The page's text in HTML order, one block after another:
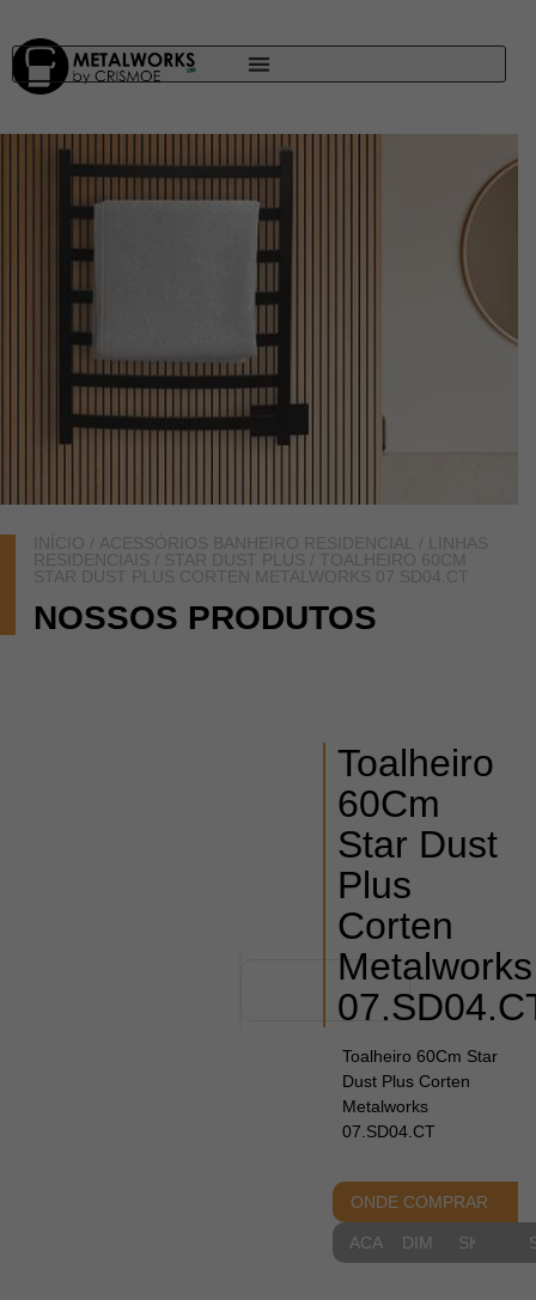
INÍCIO / ACESSÓRIOS BANHEIRO RESIDENCIAL /
LINHAS
RESIDENCIAIS / STAR DUST PLUS / TOALHEIRO 60CM
STAR DUST PLUS CORTEN METALWORKS 07.SD04.CT
NOSSOS PRODUTOS
Toalheiro
60Cm
Star Dust
Plus
Corten
Metalworks
Toalheiro 60Cm Star
Dust Plus Corten
Metalworks
07.SD04.CT
ONDE COMPRAR
ACABAMENTOS
DIMENSIONAIS